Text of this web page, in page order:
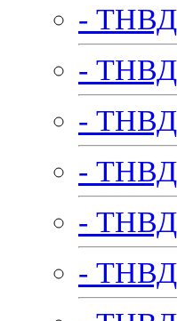
- ТНВД
- ТНВД
- ТНВД
- ТНВД
- ТНВД
- ТНВД